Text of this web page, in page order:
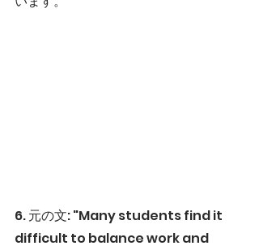
6. 元の文: "Many students find it
difficult to balance work and